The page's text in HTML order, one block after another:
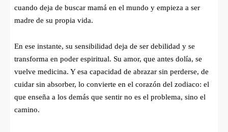
cuando deja de buscar mamá en el mundo y empieza a ser
madre de su propia vida.
En ese instante, su sensibilidad deja de ser debilidad y se
transforma en poder espiritual. Su amor, que antes dolía, se
vuelve medicina. Y esa capacidad de abrazar sin perderse, de
cuidar sin absorber, lo convierte en el corazón del zodiaco: el
que enseña a los demás que sentir no es el problema, sino el
camino.